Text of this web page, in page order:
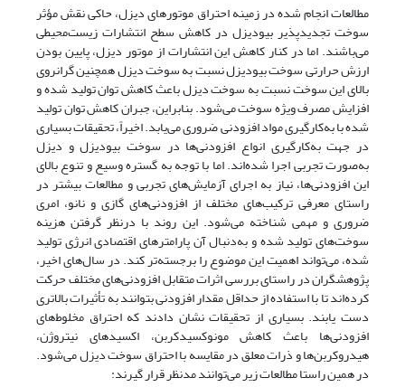
مطالعات انجام شده در زمینه احتراق موتورهای دیزل، حاکی نقش مؤثر
سوخت تجدیدپذیر بیودیزل در کاهش سطح انتشارات زیست‌محیطی
می‌باشند. اما در کنار کاهش این انتشارات از موتور دیزل، پایین بودن
ارزش حرارتی سوخت بیودیزل نسبت به سوخت دیزل همچنین گرانروی
بالای این سوخت نسبت به سوخت دیزل باعث کاهش توان تولید شده و
افزایش مصرف ویژه سوخت می‌شود. بنابراین، جبران کاهش توان تولید
شده با به‌کارگیری مواد افزودنی ضروری می‌یابد. اخیراً، تحقیقات بسیاری
در جهت به‌کارگیری انواع افزودنی‌ها در سوخت بیودیزل و دیزل
به‌صورت تجربی اجرا شده‌اند. اما با توجه به گستره وسیع و تنوع بالای
این افزودنی‌ها، نیاز به اجرای آزمایش‌های تجربی و مطالعات بیشتر در
راستای معرفی ترکیب‌های مختلف از افزودنی‌های گازی و نانو، امری
ضروری و مهمی شناخته می‌شود. این روند با درنظر گرفتن هزینه
سوخت‌های تولید شده و به‌دنبال آن پارامترهای اقتصادی انرژی تولید
شده، می‌تواند اهمیت این موضوع را برجسته‌تر کند. در سال‌های اخیر،
پژوهشگران در راستای بررسی اثرات متقابل افزودنی‌های مختلف حرکت
کرده‌اند تا با استفاده از حداقل مقدار افزودنی بتوانند به تأثیرات بالاتری
دست یابند. بسیاری از تحقیقات نشان دادند که احتراق مخلوط‌های
افزودنی‌ها باعث کاهش مونوکسیدکربن، اکسیدهای نیتروژن،
هیدروکربن‌ها و ذرات معلق در مقایسه با احتراق سوخت دیزل می‌شود.
در همین راستا مطالعات زیر می‌توانند مدنظر قرار گیرند: